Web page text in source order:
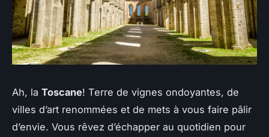
Ah, la Toscane! Terre de vignes ondoyantes, de
villes d’art renommées et de mets à vous faire pâlir
d’envie. Vous rêvez d’échapper au quotidien pour